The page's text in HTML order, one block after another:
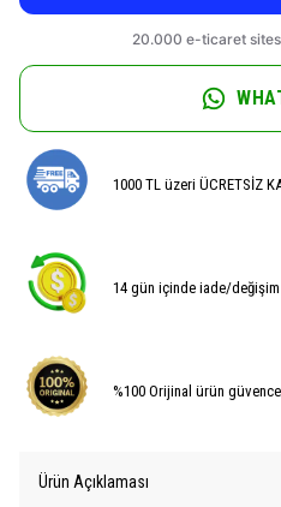
1000 TL üzeri ÜCRETSİZ
14 gün içinde iade/değişim
%100 Orijinal ürün
Ürün Açıklaması